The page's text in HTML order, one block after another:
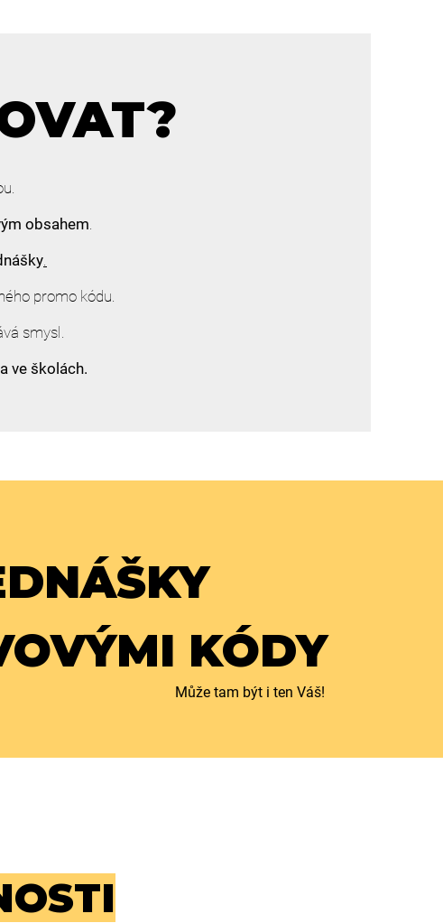
obsahem.
.
promo kódu.
smysl.
ve školách.
KÓDY
Může tam být i ten Váš!